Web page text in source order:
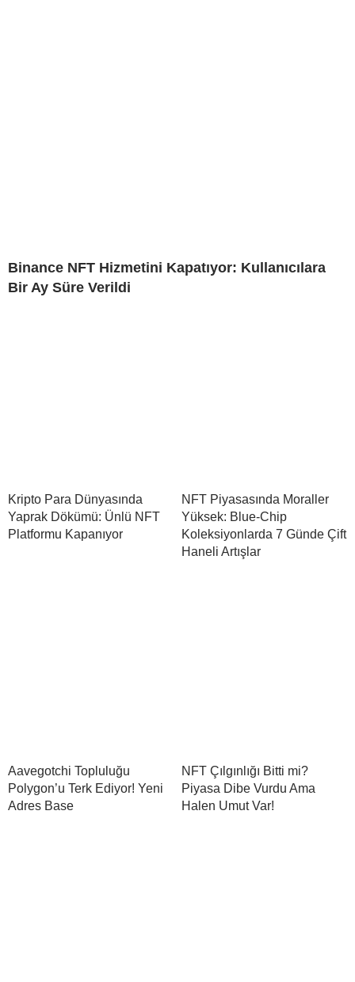
Binance NFT Hizmetini Kapatıyor: Kullanıcılara
Bir Ay Süre Verildi
Kripto Para Dünyasında
Yaprak Dökümü: Ünlü NFT
Platformu Kapanıyor
NFT Piyasasında Moraller
Yüksek: Blue-Chip
Koleksiyonlarda 7 Günde Çift
Haneli Artışlar
Aavegotchi Topluluğu
Polygon’u Terk Ediyor! Yeni
Adres Base
NFT Çılgınlığı Bitti mi?
Piyasa Dibe Vurdu Ama
Halen Umut Var!